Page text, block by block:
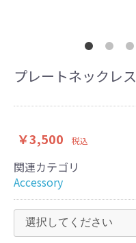
プレートネックレス
￥3,500 税込
関連カテゴリ
Accessory